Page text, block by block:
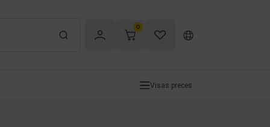
0
Visas preces